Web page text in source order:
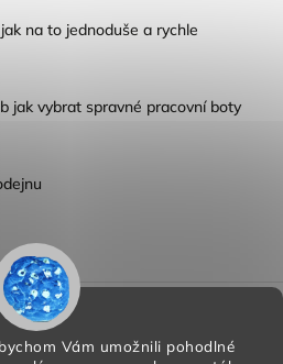
Vám umožnili pohodlné
na to jednoduše a rychle
jak vybrat spravné pracovní boty
zboží
osobních údajů